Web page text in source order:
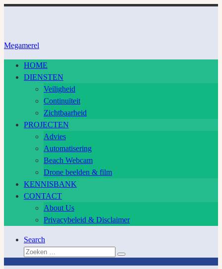
Ga
Megamerel
HOME
DIENSTEN
Veiligheid
Continuïteit
Zichtbaarheid
PROJECTEN
Advies
Automatisering
Beach Webcam
Drone beelden & film
KENNISBANK
CONTACT
About Us
Privacybeleid & Disclaimer
Search
Zoeken
Zoeken
…